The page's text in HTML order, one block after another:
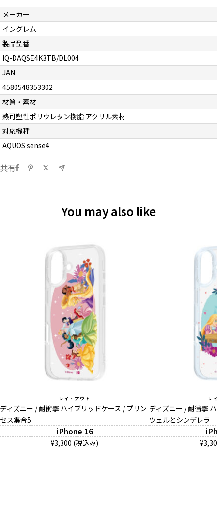
メーカー
イングレム
製品型番
IQ-DAQSE4K3TB/DL004
JAN
4580548353302
材質・素材
熱可塑性ポリウレタン樹脂 アクリル素材
対応機種
AQUOS sense4
共有
You may also like
レイ・アウト
ディズニー / 耐衝撃 ハイブリッドケース / プリン
セス集合5
iPhone 16
¥3,300 (税込み)
レ
ディズニー / 耐衝撃
ツェルとシンデレラ